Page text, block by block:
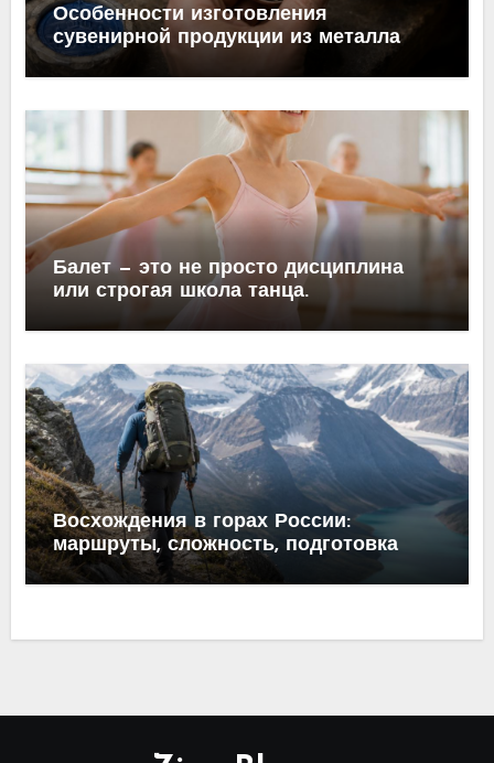
Особенности изготовления
сувенирной продукции из металла
Балет — это не просто дисциплина
или строгая школа танца.
Восхождения в горах России:
маршруты, сложность, подготовка